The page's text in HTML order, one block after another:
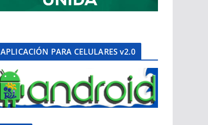
APLICACIÓN PARA CELULARES v2.0